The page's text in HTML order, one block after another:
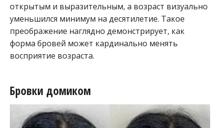
открытым и выразительным, а возраст визуально
уменьшился минимум на десятилетие. Такое
преображение наглядно демонстрирует, как
форма бровей может кардинально менять
восприятие возраста.
Бровки домиком